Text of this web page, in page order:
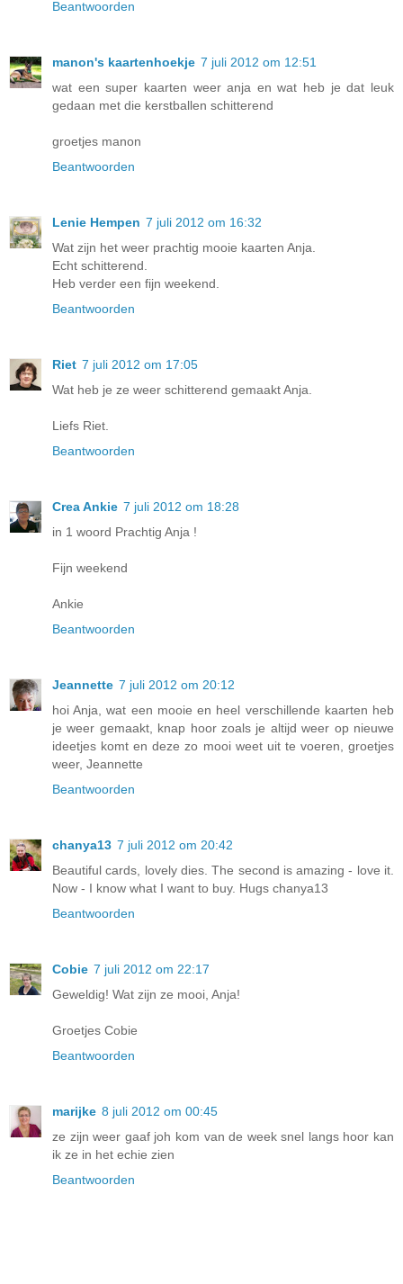
Beantwoorden
manon's kaartenhoekje 7 juli 2012 om 12:51
wat een super kaarten weer anja en wat heb je dat leuk
gedaan met die kerstballen schitterend
groetjes manon
Beantwoorden
Lenie Hempen 7 juli 2012 om 16:32
Wat zijn het weer prachtig mooie kaarten Anja.
Echt schitterend.
Heb verder een fijn weekend.
Beantwoorden
Riet 7 juli 2012 om 17:05
Wat heb je ze weer schitterend gemaakt Anja.
Liefs Riet.
Beantwoorden
Crea Ankie 7 juli 2012 om 18:28
in 1 woord Prachtig Anja !
Fijn weekend
Ankie
Beantwoorden
Jeannette 7 juli 2012 om 20:12
hoi Anja, wat een mooie en heel verschillende kaarten heb
je weer gemaakt, knap hoor zoals je altijd weer op nieuwe
ideetjes komt en deze zo mooi weet uit te voeren, groetjes
weer, Jeannette
Beantwoorden
chanya13 7 juli 2012 om 20:42
Beautiful cards, lovely dies. The second is amazing - love it.
Now - I know what I want to buy. Hugs chanya13
Beantwoorden
Cobie 7 juli 2012 om 22:17
Geweldig! Wat zijn ze mooi, Anja!
Groetjes Cobie
Beantwoorden
marijke 8 juli 2012 om 00:45
ze zijn weer gaaf joh kom van de week snel langs hoor kan
ik ze in het echie zien
Beantwoorden